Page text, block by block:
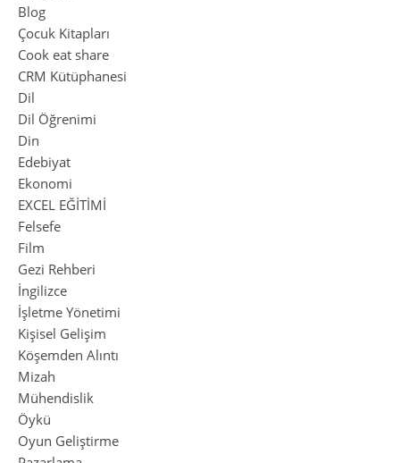
Blog
Çocuk Kitapları
Cook eat share
CRM Kütüphanesi
Dil
Dil Öğrenimi
Din
Edebiyat
Ekonomi
EXCEL EĞİTİMİ
Felsefe
Film
Gezi Rehberi
İngilizce
İşletme Yönetimi
Kişisel Gelişim
Köşemden Alıntı
Mizah
Mühendislik
Öykü
Oyun Geliştirme